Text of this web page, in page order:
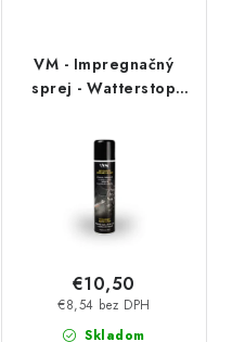
VM - Impregnačný
sprej - Watterstop
Skladom
€8,54 bez DPH
€10,50